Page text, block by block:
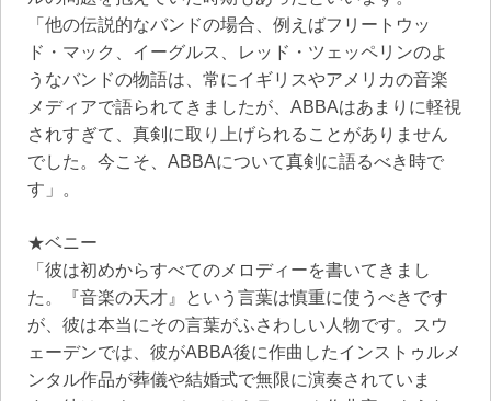
「他の伝説的なバンドの場合、例えばフリートウッ
ド・マック、イーグルス、レッド・ツェッペリンのよ
うなバンドの物語は、常にイギリスやアメリカの音楽
メディアで語られてきましたが、ABBAはあまりに軽視
されすぎて、真剣に取り上げられることがありません
でした。今こそ、ABBAについて真剣に語るべき時で
す」。
★ベニー
「彼は初めからすべてのメロディーを書いてきまし
た。『音楽の天才』という言葉は慎重に使うべきです
が、彼は本当にその言葉がふさわしい人物です。スウ
ェーデンでは、彼がABBA後に作曲したインストゥルメ
ンタル作品が葬儀や結婚式で無限に演奏されていま